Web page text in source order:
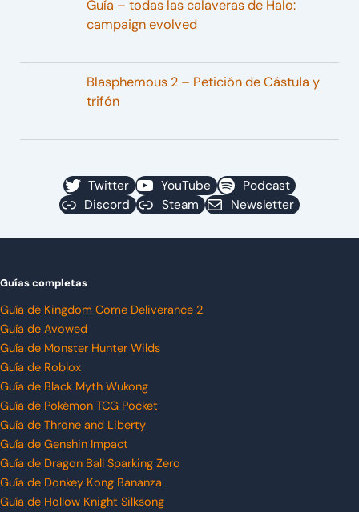
Guía – todas las calaveras de Halo:
campaign evolved
Blasphemous 2 – Petición de Cástula y
trifón
Twitter YouTube
Podcast
Discord
Steam Newsletter
Guías completas
Guía de Kingdom Come Deliverance 2
Guía de Avowed
Guía de Monster Hunter Wilds
Guía de Roblox
Guía de Black Myth Wukong
Guía de Pokémon TCG Pocket
Guía de Throne and Liberty
Guía de Genshin Impact
Guía de Dragon Ball Sparking Zero
Guía de Donkey Kong Bananza
Guía de Hollow Knight Silksong